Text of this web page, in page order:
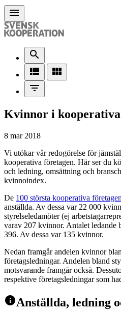
menu
search
view_list
view_module
filter_list
Kvinnor i
8 mar 2018
Vi utökar vår redogörelse för
kooperativa företagen. Här ser du
och ledning, omsättning och
kvinnoindex.
De 100 största kooperativa företagen
anställda. Av dessa var 22 000
styrelseledamöter (ej
varav 207 kvinnor. Antalet ledande
396. Av dessa var 135 kvinnor.
Nedan framgår andelen kvinnor
företagsledningar. Andelen bland
motsvarande framgår också.
respektive företagsledningar som
infoAnställda, ledning